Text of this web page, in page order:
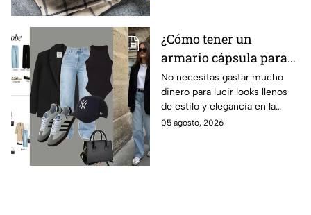
¿Cómo tener un
armario cápsula para
este regreso a clases
2026? Lucirás
sofisticada y elegante
con prendas básicas
No necesitas gastar mucho
dinero para lucir looks llenos
de estilo y elegancia en la
escuela, solo prendas básicas
05 agosto, 2026